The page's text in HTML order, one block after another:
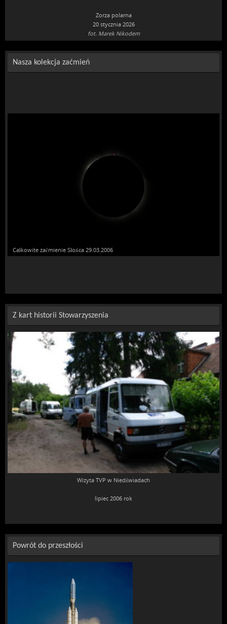
Zorza polarna
20 stycznia 2026
fot. Marek Nikodem
Nasza kolekcja zaćmień
Zaćmienie Słońca 10.06.2021
Z kart historii Stowarzyszenia
Wizyta TVP w Niedźwiadach
lipiec 2006 rok
Powrót do przeszłości